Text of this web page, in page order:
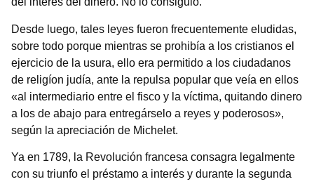
Desde luego, tales leyes fueron frecuentemente eludidas,
sobre todo porque mientras se prohibía a los cristianos el
ejercicio de la usura, ello era permitido a los ciudadanos
de religíon judía, ante la repulsa popular que veía en ellos
«al intermediario entre el fisco y la víctima, quitando dinero
a los de abajo para entregárselo a reyes y poderosos»,
según la apreciación de Michelet.
Ya en 1789, la Revolución francesa consagra legalmente
con su triunfo el préstamo a interés y durante la segunda